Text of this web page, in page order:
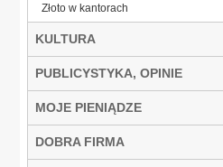
Złoto w kantorach
KULTURA
PUBLICYSTYKA, OPINIE
MOJE PIENIĄDZE
DOBRA FIRMA